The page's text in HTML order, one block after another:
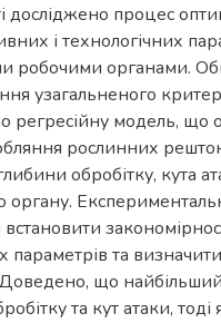
досліджено процес
і технологічних
робочими органами.
узагальненого
регресійну модель, що
рослинних
обробітку, кута
органу.
параметрів та
що
та кут атаки,